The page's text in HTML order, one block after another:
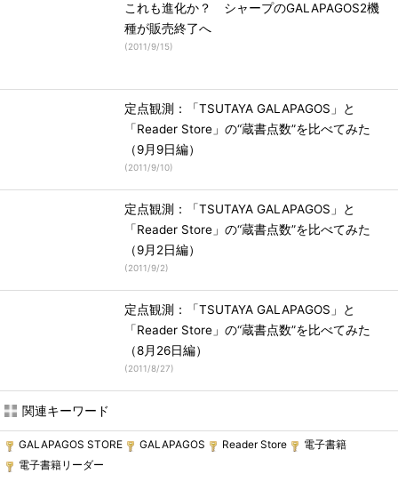
これも進化か？ シャープのGALAPAGOS2機
種が販売終了へ
(2011/9/15)
定点観測：「TSUTAYA GALAPAGOS」と
「Reader Store」の“蔵書点数”を比べてみた
（9月9日編）
(2011/9/10)
定点観測：「TSUTAYA GALAPAGOS」と
「Reader Store」の“蔵書点数”を比べてみた
（9月2日編）
(2011/9/2)
定点観測：「TSUTAYA GALAPAGOS」と
「Reader Store」の“蔵書点数”を比べてみた
（8月26日編）
(2011/8/27)
関連キーワード
GALAPAGOS STORE GALAPAGOS Reader Store
電子書籍
電子書籍リーダー